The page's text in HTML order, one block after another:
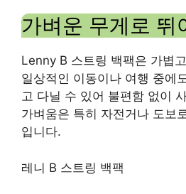
가벼운 무게로 뛰
Lenny B 스트링 백팩은 가볍
일상적인 이동이나 여행 중에
고 다닐 수 있어 불편함 없이
가벼움은 특히 자전거나 도보
입니다.
레니 B 스트링 백팩